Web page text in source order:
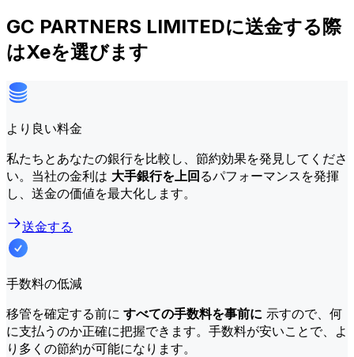
GC PARTNERS LIMITEDに送金する際
はXeを選びます
より良い料金
私たちとあなたの銀行を比較し、節約効果を発見してくださ
い。当社の金利は 大手銀行を上回るパフォーマンスを発揮
し、送金の価値を最大化します。
送金する
手数料の低減
移管を確定する前に すべての手数料を事前に 示すので、何
に支払うのか正確に把握できます。手数料が安いことで、よ
り多くの節約が可能になります。